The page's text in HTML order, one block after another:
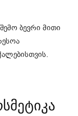
ბევრი მითი